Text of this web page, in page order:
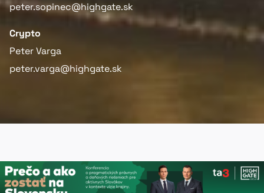
peter.sopinec@highgate.sk
Crypto
Peter Varga
peter.varga@highgate.sk